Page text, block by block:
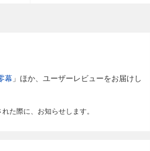
幕 」ほか、ユーザーレビューをお届けし
た際に、お知らせします。